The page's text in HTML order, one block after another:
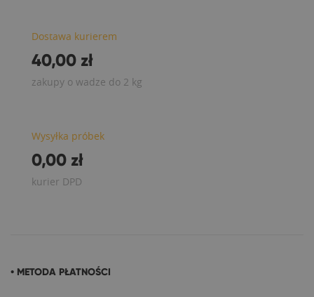
Dostawa kurierem
40,00 zł
zakupy o wadze do 2 kg
Wysyłka próbek
0,00 zł
kurier DPD
• METODA PŁATNOŚCI